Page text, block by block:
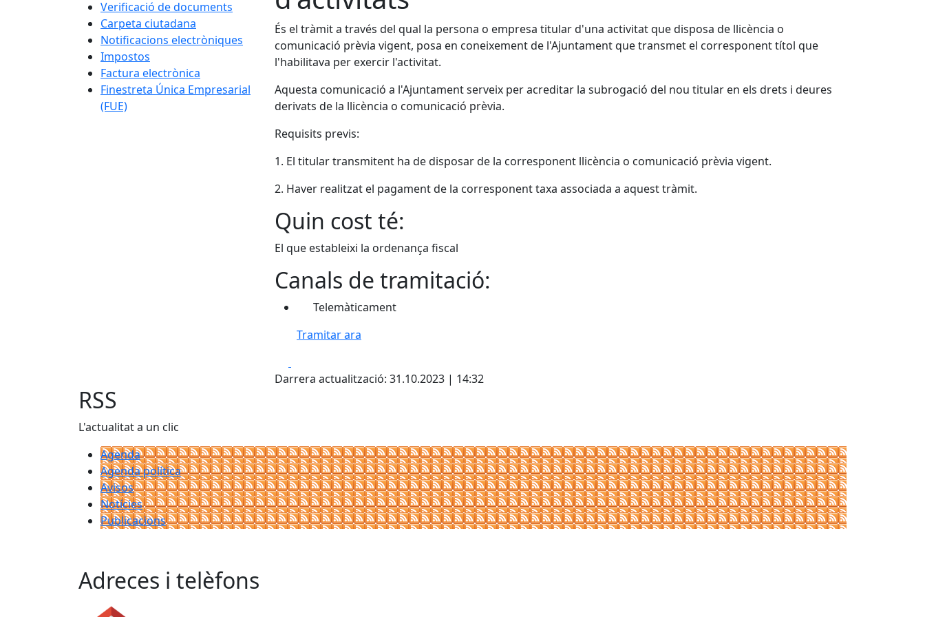
Verificació de documents
Carpeta ciutadana
Notificacions electròniques
Impostos
Factura electrònica
Finestreta Única Empresarial
(FUE)
És el tràmit a través del qual la persona o empresa titular d'una activitat que disposa de llicència o
comunicació prèvia vigent, posa en coneixement de l'Ajuntament que transmet el corresponent títol que
l'habilitava per exercir l'activitat.
Aquesta comunicació a l'Ajuntament serveix per acreditar la subrogació del nou titular en els drets i deures
derivats de la llicència o comunicació prèvia.
Requisits previs:
1. El titular transmitent ha de disposar de la corresponent llicència o comunicació prèvia vigent.
2. Haver realitzat el pagament de la corresponent taxa associada a aquest tràmit.
Quin cost té:
El que estableixi la ordenança fiscal
Canals de tramitació:
Telemàticament
Tramitar ara
Darrera actualització: 31.10.2023 | 14:32
RSS
L'actualitat a un clic
Agenda
Agenda política
Avisos
Notícies
Publicacions
Adreces i telèfons